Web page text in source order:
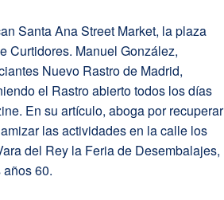
Santa Ana Street Market, la plaza
Curtidores. Manuel González,
Nuevo Rastro de Madrid,
el Rastro abierto todos los días
En su artículo, aboga por recuperar
las actividades en la calle los
del Rey la Feria de Desembalajes,
60.